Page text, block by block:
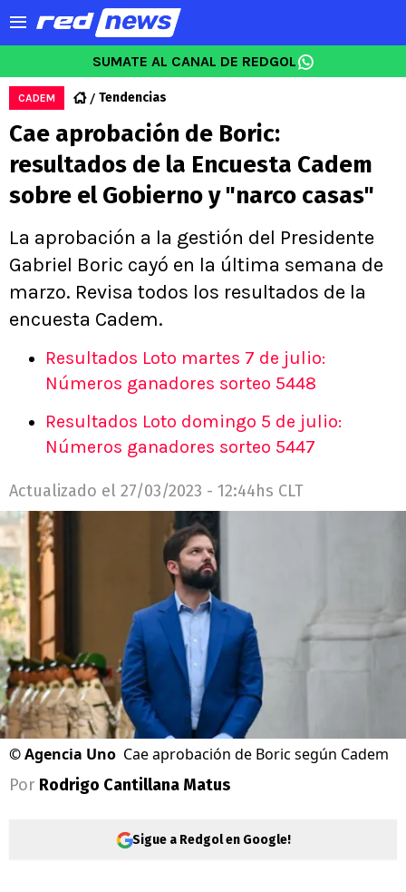
SUMATE AL CANAL DE REDGOL
CADEM Tendencias
Cae aprobación de Boric:
resultados de la Encuesta Cadem
sobre el Gobierno y "narco casas"
La aprobación a la gestión del Presidente
Gabriel Boric cayó en la última semana de
marzo. Revisa todos los resultados de la
encuesta Cadem.
Resultados Loto martes 7 de julio:
Números ganadores sorteo 5448
Resultados Loto domingo 5 de julio:
Números ganadores sorteo 5447
Actualizado el 27/03/2023 - 12:44hs CLT
©Agencia Uno Cae aprobación de Boric según Cadem
Por Rodrigo Cantillana Matus
Sigue a Redgol en Google!